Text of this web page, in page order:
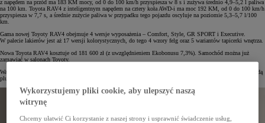
z napędem na przód ma 183 KM mocy, od 0 do 100 km/h przyspiesza w 8 s i zużywa średnio 4,9–5,2 l paliwa
na 100 km. Toyota RAV4 z inteligentnym napędem na cztery koła AWD-i ma moc 192 KM, od 0 do 100 km/h
przyspiesza w 7,7 s, a średnie zużycie paliwa w przypadku tego pojazdu oscyluje na poziomie 5,3–5,7 l/100
km.
Gama nowej Toyoty RAV4 obejmuje 4 wersje wyposażenia – Comfort, Style, GR SPORT i Executive.
W palecie lakierów jest aż 17 wersji kolorystycznych, do tego 4 wzory felg oraz 5 wariantów tapicerki wnętrza.
Nowa Toyota RAV4 kosztuje od 181 600 zł (z uwzględnieniem Ekobonusu 7,3%). Samochód można już
zamawiać w salonach Toyoty.
Warto tu wspomnieć, że w późniejszym terminie do oferty ma również dołączyć nowa Toyota RAV4 z hybrydą
plug-in najnowszej generacji.
Wykorzystujemy pliki cookie, aby ulepszyć naszą
witrynę
Chcemy ułatwić Ci korzystanie z naszej strony i usprawnić świadczenie usług,